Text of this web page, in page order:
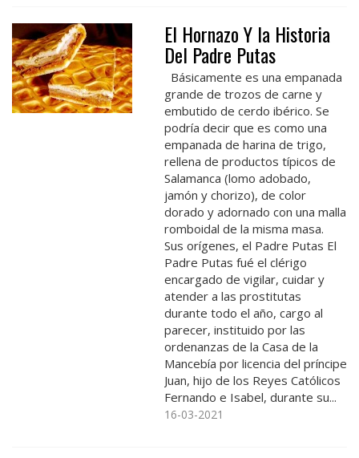
El Hornazo Y la Historia
Del Padre Putas
Básicamente es una empanada
grande de trozos de carne y
embutido de cerdo ibérico. Se
podría decir que es como una
empanada de harina de trigo,
rellena de productos típicos de
Salamanca (lomo adobado,
jamón y chorizo), de color
dorado y adornado con una malla
romboidal de la misma masa.
Sus orígenes, el Padre Putas El
Padre Putas fué el clérigo
encargado de vigilar, cuidar y
atender a las prostitutas
durante todo el año, cargo al
parecer, instituido por las
ordenanzas de la Casa de la
Mancebía por licencia del príncipe
Juan, hijo de los Reyes Católicos
Fernando e Isabel, durante su...
16-03-2021